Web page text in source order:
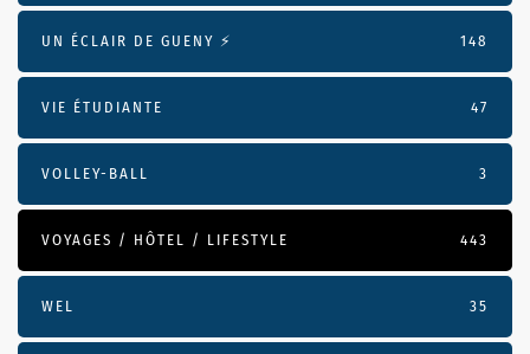
UN ÉCLAIR DE GUENY ⚡️ 148
VIE ÉTUDIANTE 47
VOLLEY-BALL 3
VOYAGES / HÔTEL / LIFESTYLE 443
WEL 35